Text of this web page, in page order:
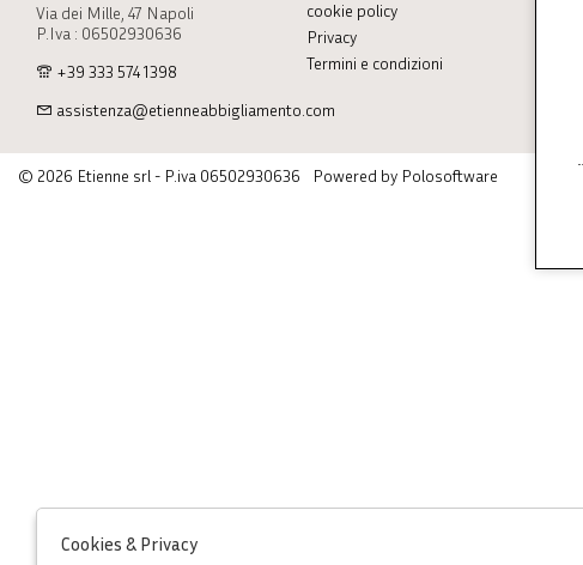
Via dei Mille, 47 Napoli
P.Iva : 06502930636
+39 333 574 1398
assistenza@etienneabbigliamento.com
cookie policy
Privacy
Termini e condizioni
© 2026 Etienne srl - P.iva 06502930636 Powered by Polosoftware
Cookies & Privacy